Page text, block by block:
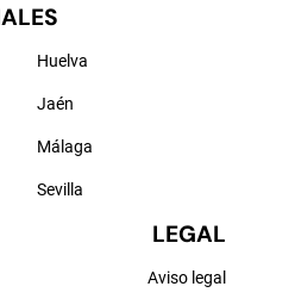
Huelva
Jaén
Málaga
Sevilla
LEGAL
Aviso legal